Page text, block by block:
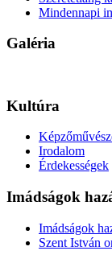
Mindennapi
Galéria
Kultúra
Irodalom
Érdekességek
Imádságok
Imádságok
Szent István